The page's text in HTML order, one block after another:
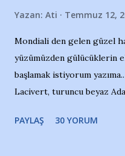
Yazan: Ati Temmuz 12,
Mondiali den gelen güzel
yüzümüzden gülücüklerin
başlamak istiyorum
Lacivert, turuncu beyaz
irkildim.. "Bursasporlu
PAYLAŞ 30 YORUM